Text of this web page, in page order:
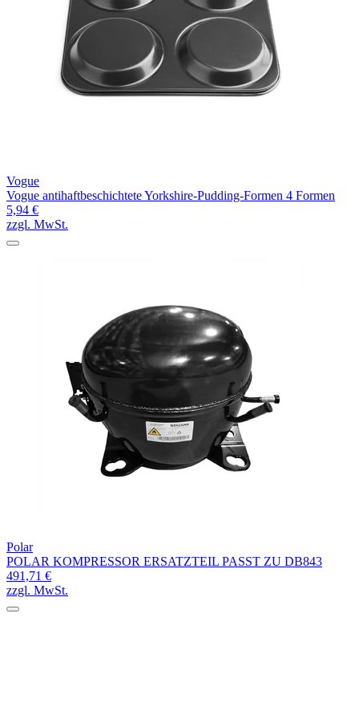
Vogue
Vogue antihaftbeschichtete Yorkshire-Pudding-Formen 4 Formen
5,94 €
zzgl. MwSt.
Polar
POLAR KOMPRESSOR ERSATZTEIL PASST ZU DB843
491,71 €
zzgl. MwSt.